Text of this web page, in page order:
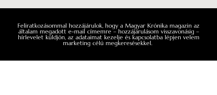
LAPOZZ TOVÁBB!
Feliratkozásommal hozzájárulok, hogy a Magyar Krónika magazin az
általam megadott e-mail címemre – hozzájárulásom visszavonásig –
hírlevelet küldjön, az adataimat kezelje és kapcsolatba lépjen velem
marketing célú megkeresésekkel.